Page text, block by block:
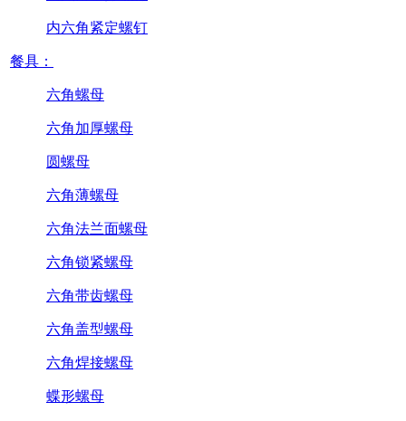
内六角紧定螺钉
餐具：
六角螺母
六角加厚螺母
圆螺母
六角薄螺母
六角法兰面螺母
六角锁紧螺母
六角带齿螺母
六角盖型螺母
六角焊接螺母
蝶形螺母